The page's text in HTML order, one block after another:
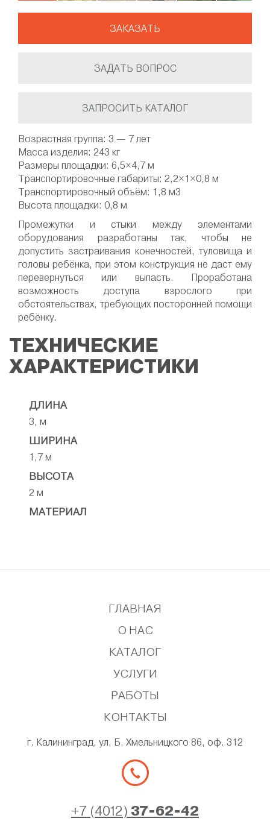
ЗАКАЗАТЬ
ЗАДАТЬ ВОПРОС
ЗАПРОСИТЬ КАТАЛОГ
Возрастная группа: 3 — 7 лет
Масса изделия: 243 кг
Размеры площадки: 6,5×4,7 м
Транспортировочные габариты: 2,2×1×0,8 м
Транспортировочный объём: 1,8 м3
Высота площадки: 0,8 м
Промежутки и стыки между элементами
оборудования разработаны так, чтобы не
допустить застраивания конечностей, туловища и
головы ребёнка, при этом конструкция не даст ему
перевернуться или выпасть. Проработана
возможность доступа взрослого при
обстоятельствах, требующих посторонней помощи
ребёнку.
ТЕХНИЧЕСКИЕ
ХАРАКТЕРИСТИКИ
ДЛИНА
3, м
ШИРИНА
1,7 м
ВЫСОТА
2 м
МАТЕРИАЛ
ГЛАВНАЯ
О НАС
КАТАЛОГ
УСЛУГИ
РАБОТЫ
КОНТАКТЫ
г. Калининград, ул. Б. Хмельницкого 86, оф. 312
+7 (4012) 37-62-42